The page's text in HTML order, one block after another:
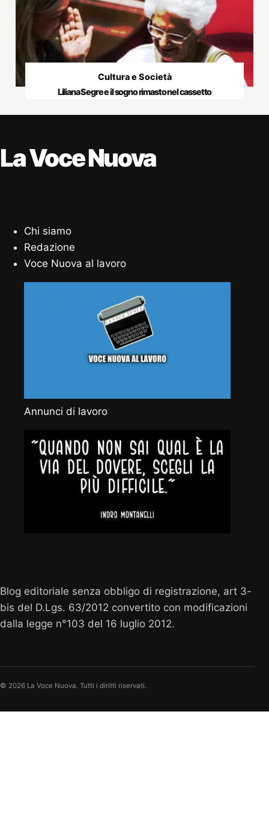
Cultura e Società
Liliana Segre e il sogno rimasto nel cassetto
La Voce Nuova
Chi siamo
Redazione
Voce Nuova al lavoro
Annunci di lavoro
Blog editoriale senza obbligo di registrazione, art 3-
bis del D.Lgs. 63/2012 convertito con modificazioni
dalla legge n°103 del 16 luglio 2012.
© 2026 La Voce Nuova. Tutti i diritti riservati.